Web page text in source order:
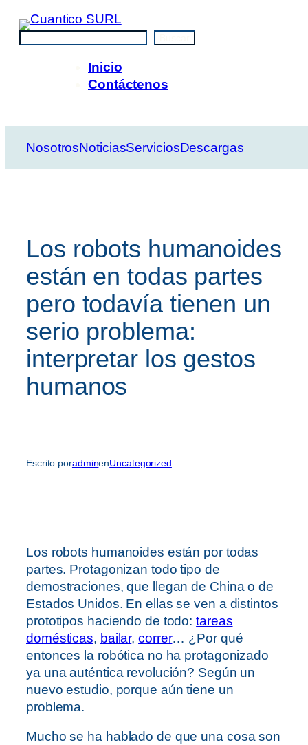
Saltar
contenido
Inicio
Contáctenos
NosotrosNoticiasServiciosDescargas
Los robots humanoides
están en todas partes
pero todavía tienen un
serio problema:
interpretar los gestos
humanos
Escrito poradminenUncategorized
Los robots humanoides están por todas
partes. Protagonizan todo tipo de
demostraciones, que llegan de China o de
Estados Unidos. En ellas se ven a distintos
prototipos haciendo de todo:tareas
domésticas, bailar,correr… ¿Por qué
entonces la robótica no ha protagonizado
ya una auténtica revolución? Según un
nuevo estudio, porque aún tiene un
problema.
Mucho se ha hablado de que una cosa son